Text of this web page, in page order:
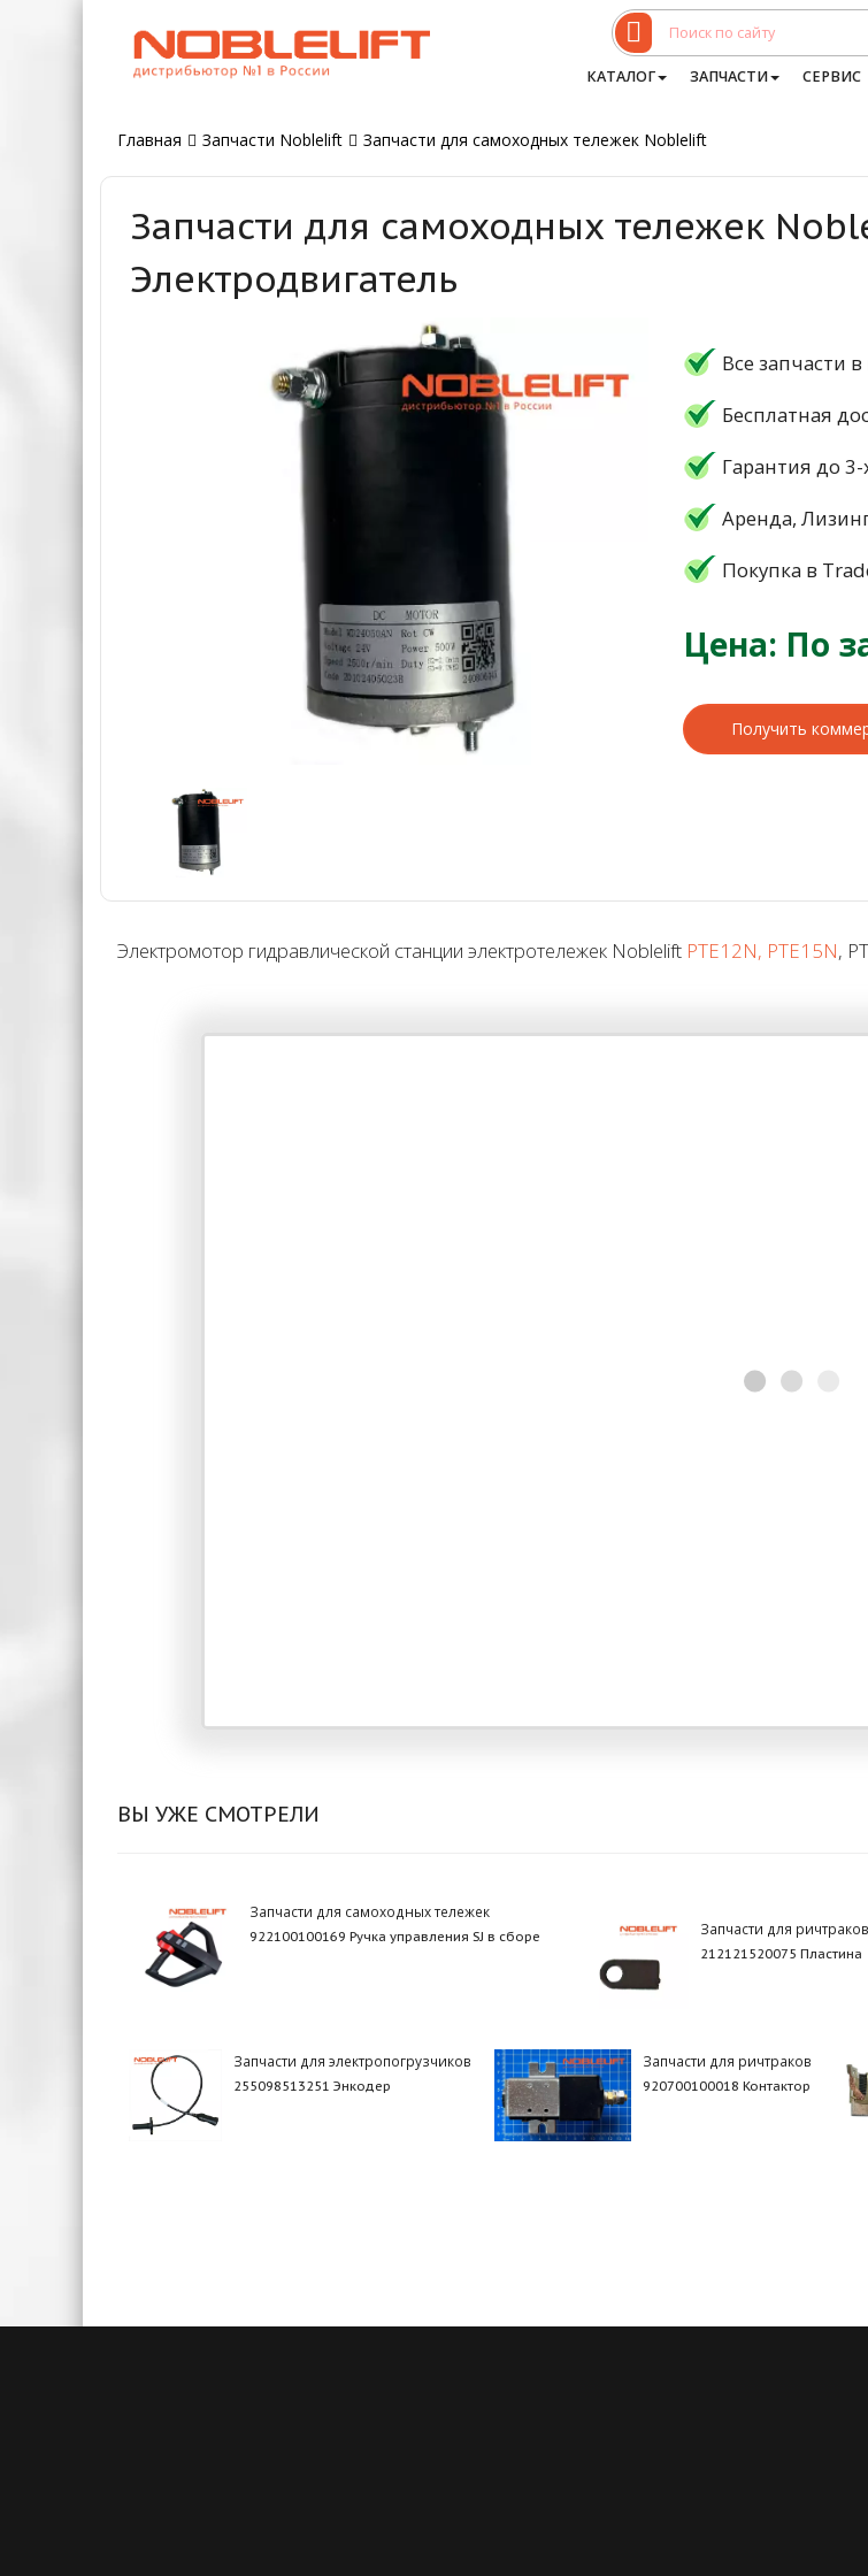
КАТАЛОГ ЗАПЧАСТИ СЕРВИС
Главная Запчасти Noblelift Запчасти для самоходных тележек Noblelift
Запчасти для самоходных тележек
Электродвигатель
Все запчасти
Бесплатная
Гарантия до 3-
Аренда,
Покупка в
Цена: По
Получить
Электромотор гидравлической станции электротележек Noblelift PTE12N, PTE15N,
ВЫ УЖЕ СМОТРЕЛИ
Запчасти для самоходных тележек
922100100169 Ручка управления SJ в сборе Запчасти для ричтраков
212121520075 Пластина
Запчасти для электропогрузчиков
255098513251 Энкодер
Запчасти для ричтраков
920700100018 Контактор